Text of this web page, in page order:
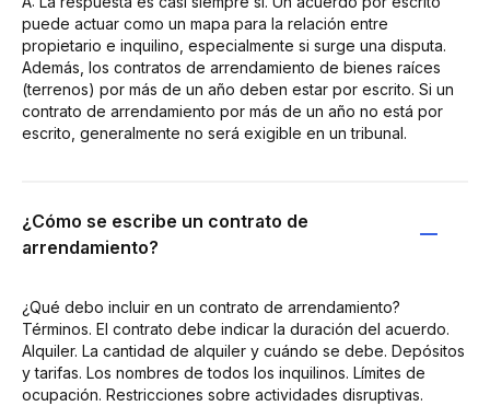
puede actuar como un mapa para la relación entre
propietario e inquilino, especialmente si surge una disputa.
Además, los contratos de arrendamiento de bienes raíces
(terrenos) por más de un año deben estar por escrito. Si un
contrato de arrendamiento por más de un año no está por
escrito, generalmente no será exigible en un tribunal.
¿Cómo se escribe un contrato de
arrendamiento?
¿Qué debo incluir en un contrato de arrendamiento?
Términos. El contrato debe indicar la duración del acuerdo.
Alquiler. La cantidad de alquiler y cuándo se debe. Depósitos
y tarifas. Los nombres de todos los inquilinos. Límites de
ocupación. Restricciones sobre actividades disruptivas.